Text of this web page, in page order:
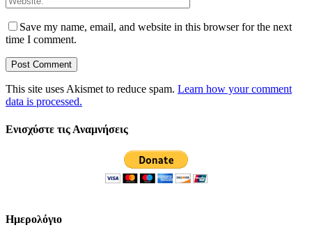
Save my name, email, and website in this browser for the next
time I comment.
This site uses Akismet to reduce spam. Learn how your comment
data is processed.
Ενισχύστε τις Αναμνήσεις
Ημερολόγιο